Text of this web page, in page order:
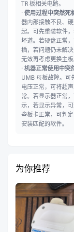
TR 板相关电路。
·使用过程中突然死
器内部接触不良、
起。可先重装软件
坏道。若硬盘正常
插，若问题仍未解
无效再考虑更换主板
·机器正常使用中突
UMB 母板故障。可
电压正常，可将超
常。若显示器正常
示，若显示异常，
些板卡正常，可判
安装匹配的软件。
为你推荐